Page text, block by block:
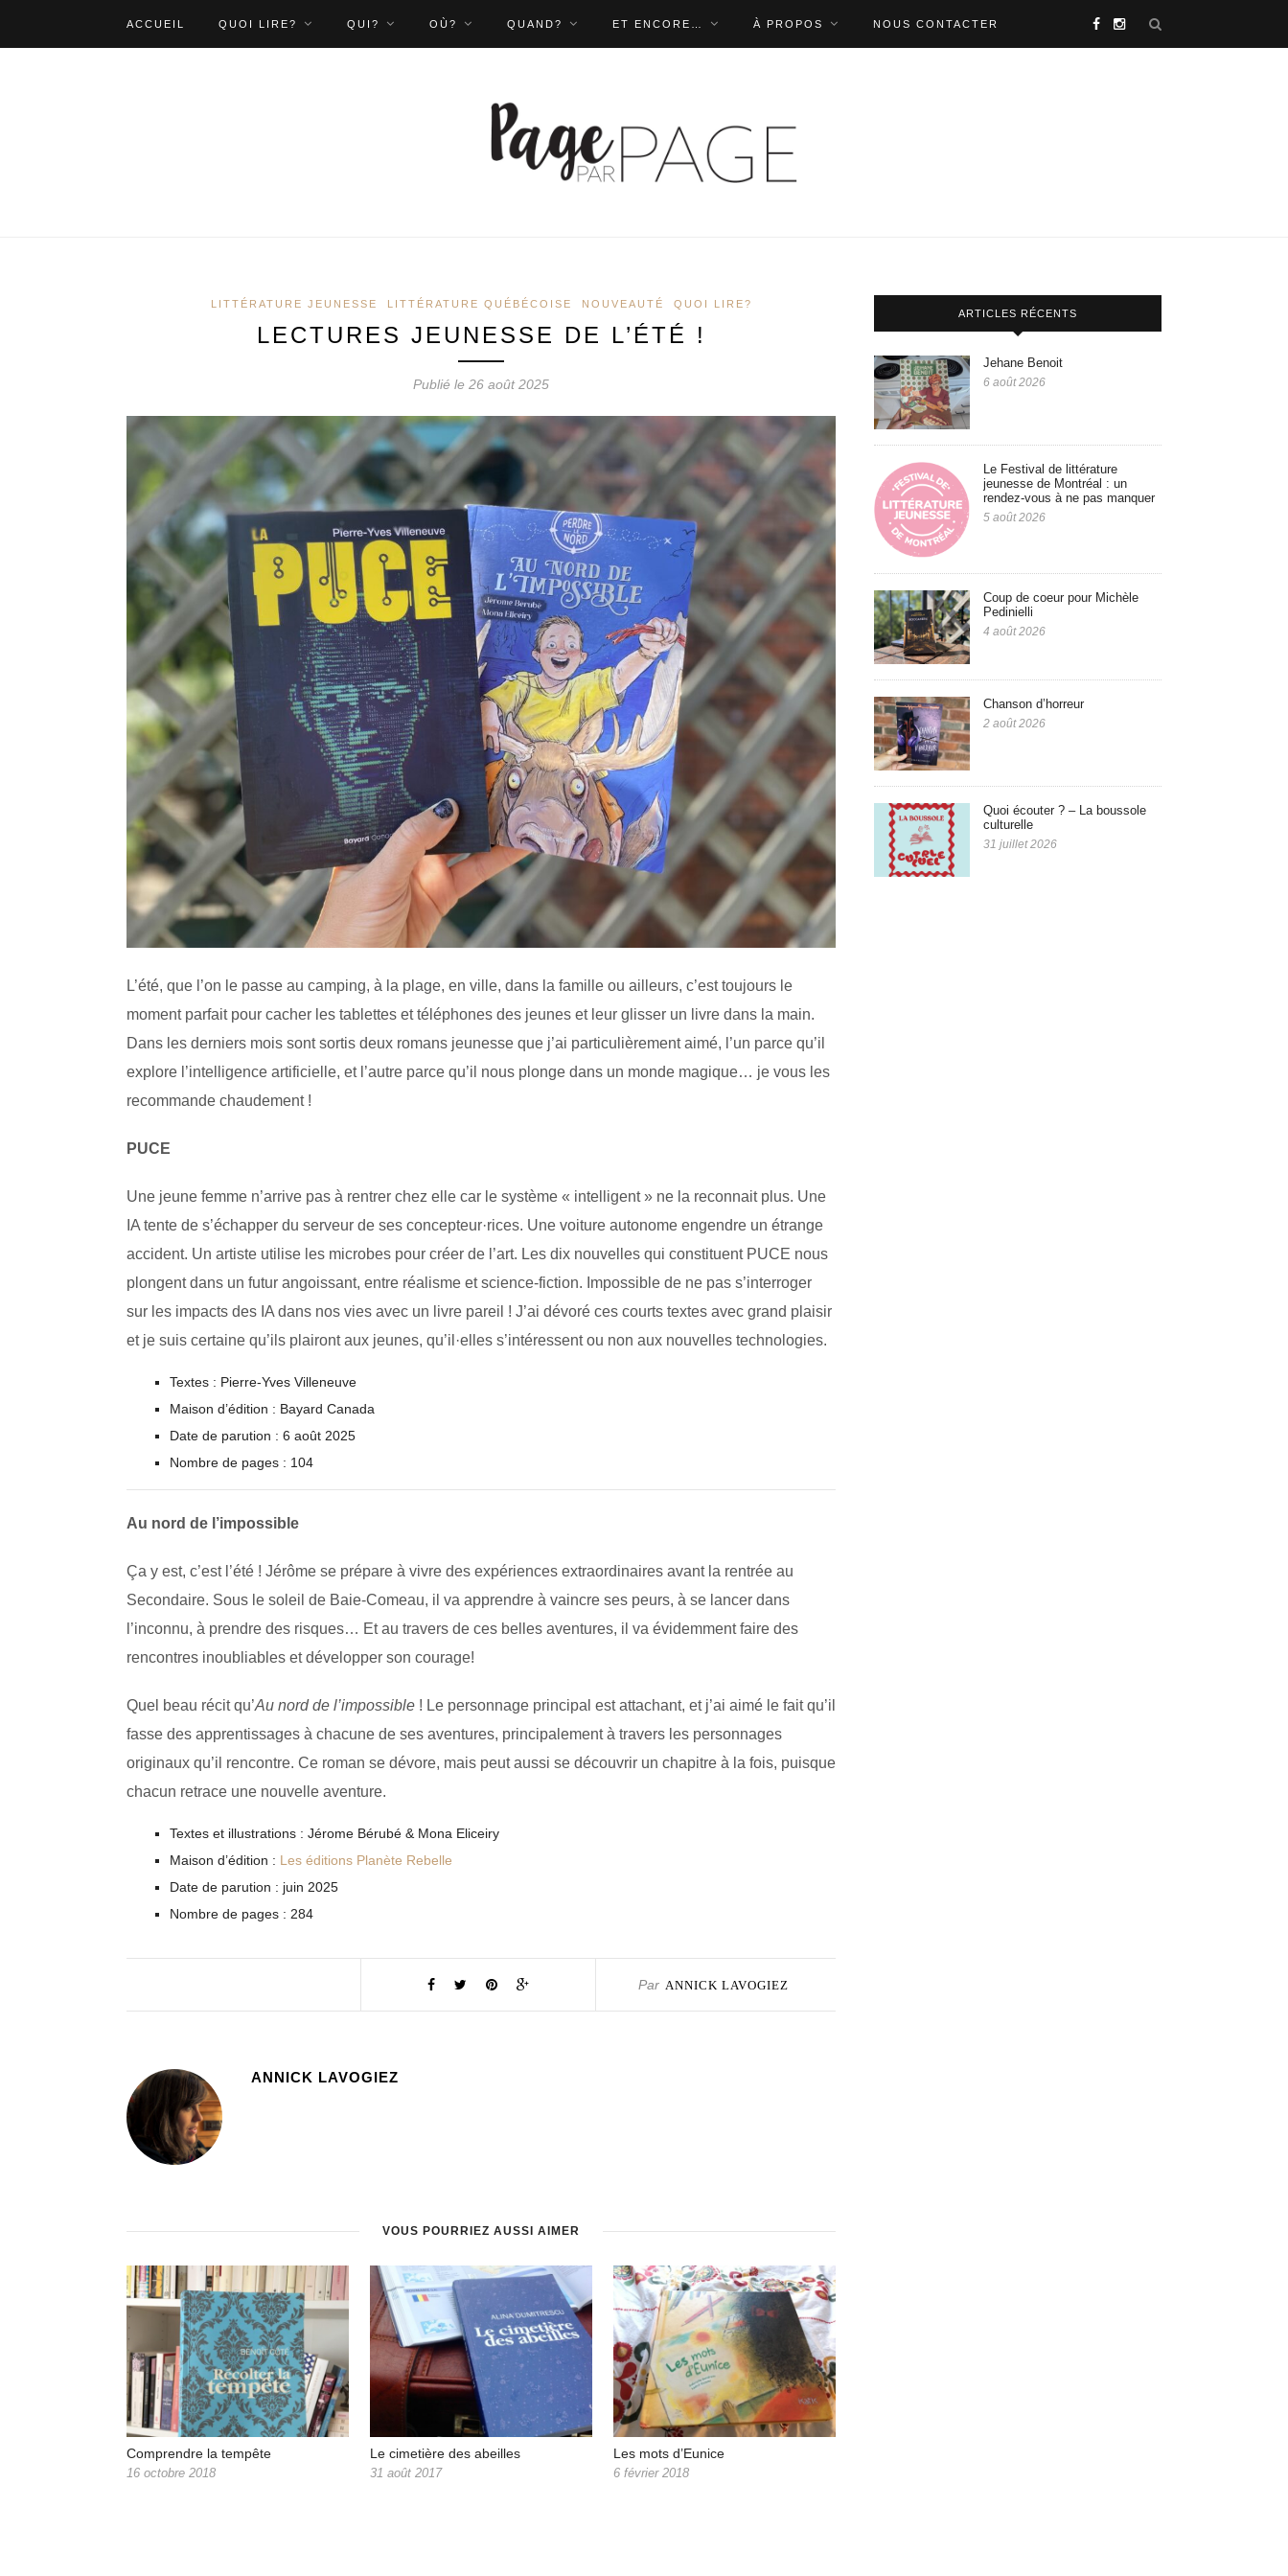
ACCUEIL QUOI LIRE? QUI? OÙ? QUAND? ET ENCORE… À PROPOS NOUS CONTACTER
LITTÉRATURE JEUNESSE LITTÉRATURE QUÉBÉCOISE NOUVEAUTÉ QUOI LIRE?
LECTURES JEUNESSE DE L’ÉTÉ !
Publié le 26 août 2025
L’été, que l’on le passe au camping, à la plage, en ville, dans la famille ou ailleurs, c’est toujours le
moment parfait pour cacher les tablettes et téléphones des jeunes et leur glisser un livre dans la main.
Dans les derniers mois sont sortis deux romans jeunesse que j’ai particulièrement aimé, l’un parce qu’il
explore l’intelligence artificielle, et l’autre parce qu’il nous plonge dans un monde magique… je vous les
recommande chaudement !
PUCE
Une jeune femme n’arrive pas à rentrer chez elle car le système « intelligent » ne la reconnait plus. Une
IA tente de s’échapper du serveur de ses concepteur·rices. Une voiture autonome engendre un étrange
accident. Un artiste utilise les microbes pour créer de l’art. Les dix nouvelles qui constituent PUCE nous
plongent dans un futur angoissant, entre réalisme et science-fiction. Impossible de ne pas s’interroger
sur les impacts des IA dans nos vies avec un livre pareil ! J’ai dévoré ces courts textes avec grand plaisir
et je suis certaine qu’ils plairont aux jeunes, qu’il·elles s’intéressent ou non aux nouvelles technologies.
Textes : Pierre-Yves Villeneuve
Maison d’édition : Bayard Canada
Date de parution : 6 août 2025
Nombre de pages : 104
Au nord de l’impossible
Ça y est, c’est l’été ! Jérôme se prépare à vivre des expériences extraordinaires avant la rentrée au
Secondaire. Sous le soleil de Baie-Comeau, il va apprendre à vaincre ses peurs, à se lancer dans
l’inconnu, à prendre des risques… Et au travers de ces belles aventures, il va évidemment faire des
rencontres inoubliables et développer son courage!
Quel beau récit qu’Au nord de l’impossible ! Le personnage principal est attachant, et j’ai aimé le fait qu’il
fasse des apprentissages à chacune de ses aventures, principalement à travers les personnages
originaux qu’il rencontre. Ce roman se dévore, mais peut aussi se découvrir un chapitre à la fois, puisque
chacun retrace une nouvelle aventure.
Textes et illustrations : Jérome Bérubé & Mona Eliceiry
Maison d’édition : Les éditions Planète Rebelle
Date de parution : juin 2025
Nombre de pages : 284
Par ANNICK LAVOGIEZ
ANNICK LAVOGIEZ
VOUS POURRIEZ AUSSI AIMER
Comprendre la tempête
16 octobre 2018
Le cimetière des abeilles
31 août 2017
Les mots d’Eunice
6 février 2018
ARTICLES RÉCENTS
Jehane Benoit
6 août 2026
Le Festival de littérature
jeunesse de Montréal : un
rendez-vous à ne pas manquer
5 août 2026
Coup de coeur pour Michèle
Pedinielli
4 août 2026
Chanson d’horreur
2 août 2026
Quoi écouter ? – La boussole
culturelle
31 juillet 2026